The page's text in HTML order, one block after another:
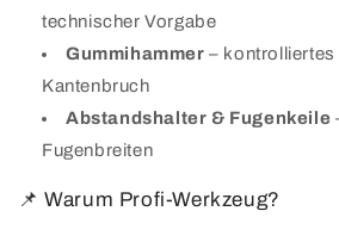
technischer Vorgabe
Gummihammer – kontrolliertes
Kantenbruch
Abstandshalter & Fugenkeile
Fugenbreiten
📌 Warum Profi-Werkzeug?